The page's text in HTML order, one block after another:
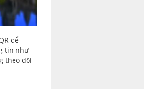
để
tin như
theo dõi